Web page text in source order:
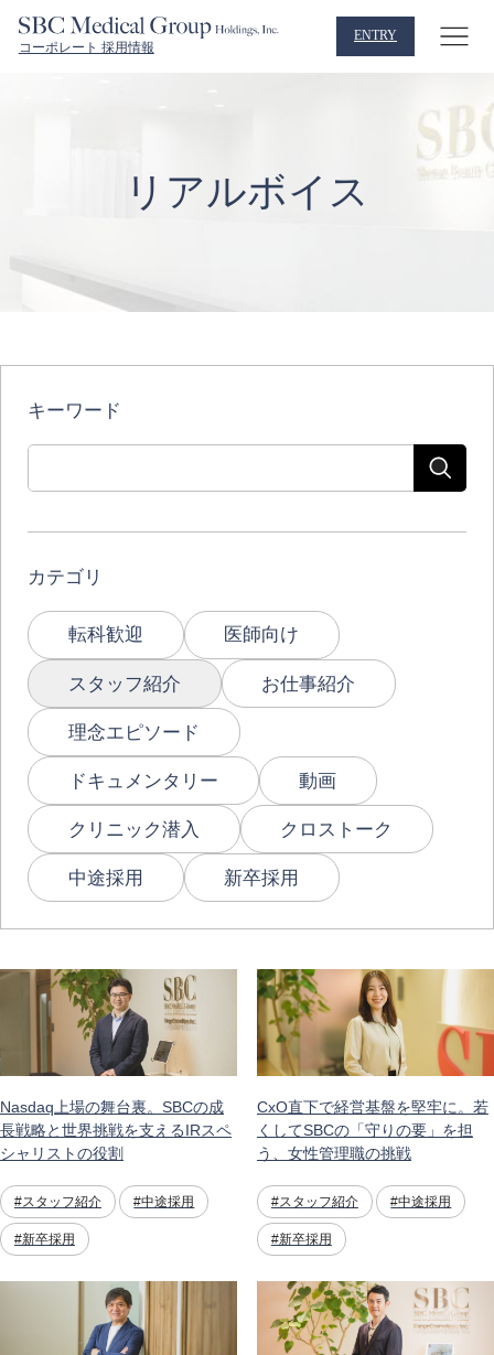
コーポレート 採用情報
ENTRY
リアルボイス
キーワード
カテゴリ
転科歓迎 医師向け
スタッフ紹介 お仕事紹介
理念エピソード
ドキュメンタリー 動画
クリニック潜入 クロストーク
中途採用 新卒採用
Nasdaq上場の舞台裏。SBCの成
長戦略と世界挑戦を支えるIRスペ
シャリストの役割
#スタッフ紹介 #中途採用
#新卒採用
CxO直下で経営基盤を堅牢に。若
くしてSBCの「守りの要」を担
う、女性管理職の挑戦
#スタッフ紹介 #中途採用
#新卒採用